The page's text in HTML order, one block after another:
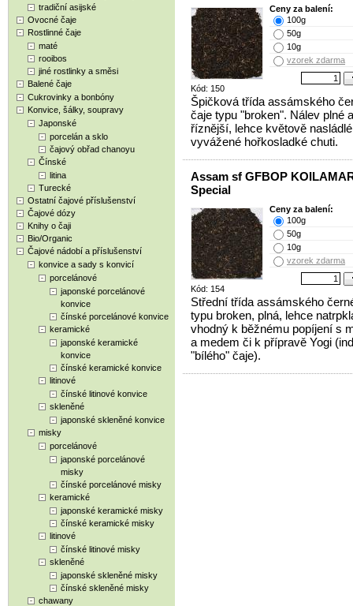
tradiční asijské
Ovocné čaje
Rostlinné čaje
maté
rooibos
jiné rostlinky a směsi
Balené čaje
Cukrovinky a bonbóny
Konvice, šálky, soupravy
Japonské
porcelán a sklo
čajový obřad chanoyu
Čínské
litina
Turecké
Ostatní čajové příslušenství
Čajové dózy
Knihy o čaji
Bio/Organic
Čajové nádobí a příslušenství
konvice a sady s konvicí
porcelánové
japonské porcelánové
konvice
čínské porcelánové konvice
keramické
japonské keramické
konvice
čínské keramické konvice
litinové
čínské litinové konvice
skleněné
japonské skleněné konvice
misky
porcelánové
japonské porcelánové
misky
čínské porcelánové misky
keramické
japonské keramické misky
čínské keramické misky
litinové
čínské litinové misky
skleněné
japonské skleněné misky
čínské skleněné misky
chawany
Kód: 150
Ceny za balení:
100g
50g
10g
vzorek zdarma
Špičková třída assámského
čaje typu "broken". Nálev plné a
říznější, lehce květově
vyvážené hořkosladké chuti.
Assam sf GFBOP
Special
Kód: 154
Ceny za balení:
100g
50g
10g
vzorek zdarma
Střední třída assámského
typu broken, plná, lehce
vhodný k běžnému popíjení s
a medem či k přípravě Yogi
"bílého" čaje).